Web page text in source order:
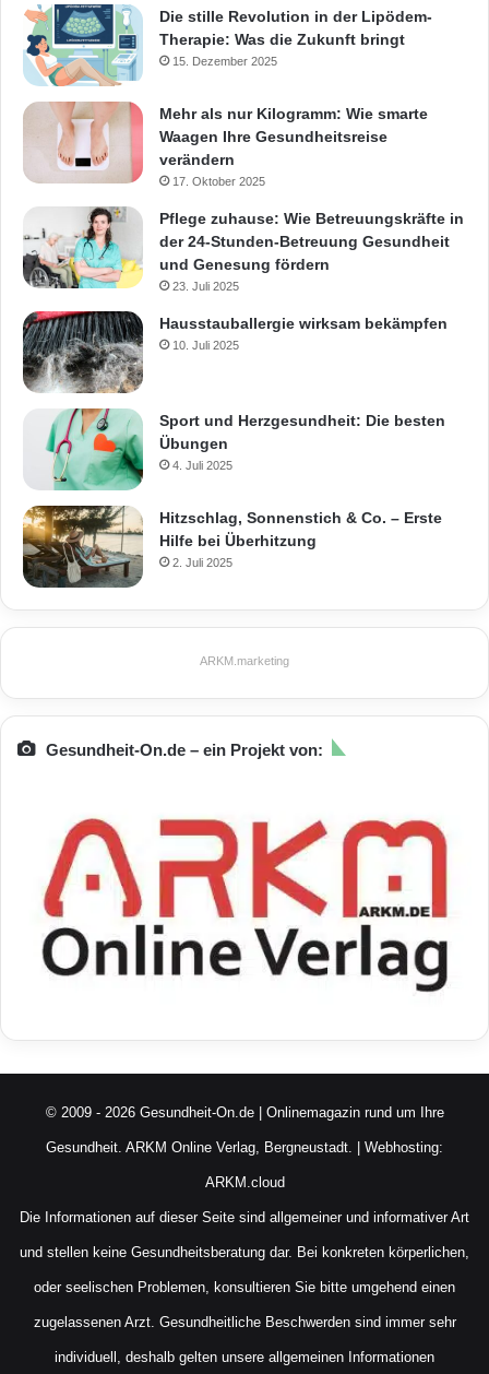
Die stille Revolution in der Lipödem-
Therapie: Was die Zukunft bringt
15. Dezember 2025
Mehr als nur Kilogramm: Wie smarte
Waagen Ihre Gesundheitsreise
verändern
17. Oktober 2025
Pflege zuhause: Wie Betreuungskräfte in
der 24-Stunden-Betreuung Gesundheit
und Genesung fördern
23. Juli 2025
Hausstauballergie wirksam bekämpfen
10. Juli 2025
Sport und Herzgesundheit: Die besten
Übungen
4. Juli 2025
Hitzschlag, Sonnenstich & Co. – Erste
Hilfe bei Überhitzung
2. Juli 2025
ARKM.marketing
Gesundheit-On.de – ein Projekt von:
© 2009 - 2026 Gesundheit-On.de | Onlinemagazin rund um Ihre
Gesundheit. ARKM Online Verlag, Bergneustadt. | Webhosting:
ARKM.cloud
Die Informationen auf dieser Seite sind allgemeiner und informativer Art
und stellen keine Gesundheitsberatung dar. Bei konkreten körperlichen,
oder seelischen Problemen, konsultieren Sie bitte umgehend einen
zugelassenen Arzt. Gesundheitliche Beschwerden sind immer sehr
individuell, deshalb gelten unsere allgemeinen Informationen